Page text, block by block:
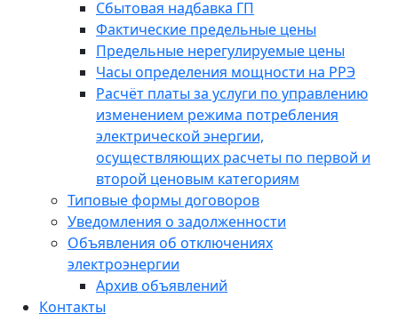
Сбытовая надбавка ГП
Фактические предельные цены
Предельные нерегулируемые цены
Часы определения мощности на РРЭ
Расчёт платы за услуги по управлению
изменением режима потребления
электрической энергии,
осуществляющих расчеты по первой и
второй ценовым категориям
Типовые формы договоров
Уведомления о задолженности
Объявления об отключениях
электроэнергии
Архив объявлений
Контакты